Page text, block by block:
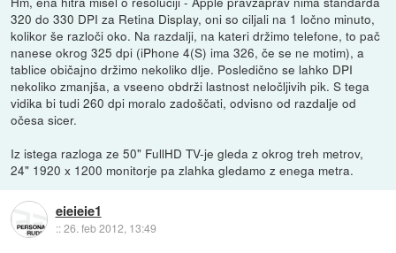
320 do 330 DPI za Retina Display, oni so ciljali na 1 ločno minuto,
kolikor še razloči oko. Na razdalji, na kateri držimo telefone, to pač
nanese okrog 325 dpi (iPhone 4(S) ima 326, če se ne motim), a
tablice običajno držimo nekoliko dlje. Posledično se lahko DPI
nekoliko zmanjša, a vseeno obdrži lastnost neločljivih pik. S tega
vidika bi tudi 260 dpi moralo zadoščati, odvisno od razdalje od
očesa sicer.
Iz istega razloga ze 50" FullHD TV-je gleda z okrog treh metrov,
24" 1920 x 1200 monitorje pa zlahka gledamo z enega metra.
eieieie1
::26. feb 2012, 13:49